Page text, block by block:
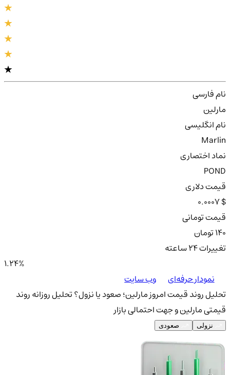
نام فارسی
مارلین
نام انگلیسی
Marlin
نماد اختصاری
POND
قیمت دلاری
0.0007 $
قیمت تومانی
140 تومان
تغییرات ۲۴ ساعته
1.24%
نمودار حرفه‌ای
وب سایت
تحلیل روند قیمت امروز مارلین؛ صعود یا نزول؟تحلیل روزانه روند
قیمتی مارلین و جهت احتمالی بازار
نزولی صعودی